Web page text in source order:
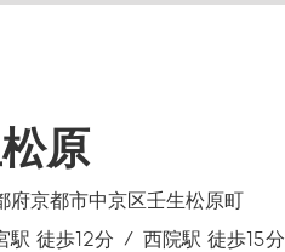
原
府京都市中京区壬生松原町
駅 徒歩12分
西院駅 徒歩15分